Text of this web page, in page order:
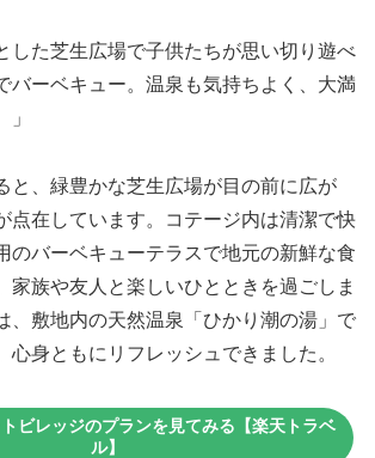
した芝生広場で子供たちが思い切り遊べ
バーベキュー。温泉も気持ちよく、大満
と、緑豊かな芝生広場が目の前に広が
点在しています。コテージ内は清潔で快
のバーベキューテラスで地元の新鮮な食
家族や友人と楽しいひとときを過ごしま
、敷地内の天然温泉「ひかり潮の湯」で
心身ともにリフレッシュできました。
ビレッジのプランを見てみる【楽天トラベ
ル】